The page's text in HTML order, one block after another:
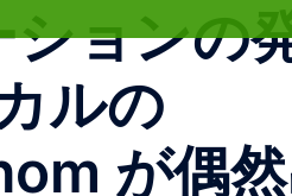
ョンの
ルの
が偶然